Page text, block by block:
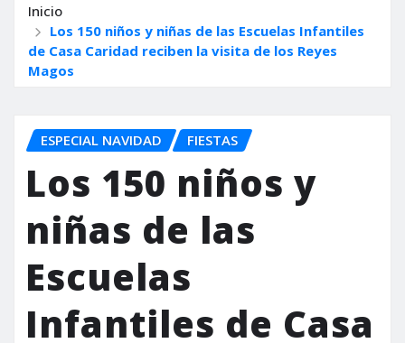
Inicio
Los 150 niños y niñas de las Escuelas Infantiles
de Casa Caridad reciben la visita de los Reyes
Magos
ESPECIAL NAVIDAD FIESTAS
Los 150 niños y
niñas de las
Escuelas
Infantiles de Casa